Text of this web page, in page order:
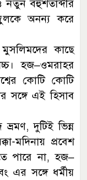
বহুশতাব্দীর
অনন্য করে
কাছে
হজ–ওমরাহর
কোটি কোটি
সঙ্গে এই হিসাব
দুটিই ভিন্ন
মদিনায় প্রবেশ
পারে না, হজ–
এর সঙ্গে ধর্মীয়